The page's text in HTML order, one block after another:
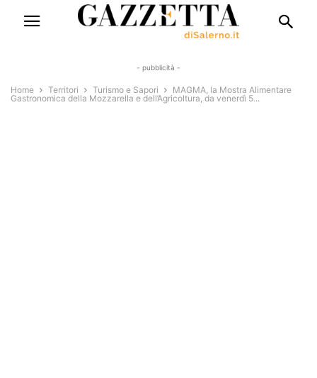
- pubblicità -
Home Territori Turismo e Sapori
MAGMA, la Mostra Alimentare
Gastronomica della Mozzarella e dell’Agricoltura, da venerdì 5...